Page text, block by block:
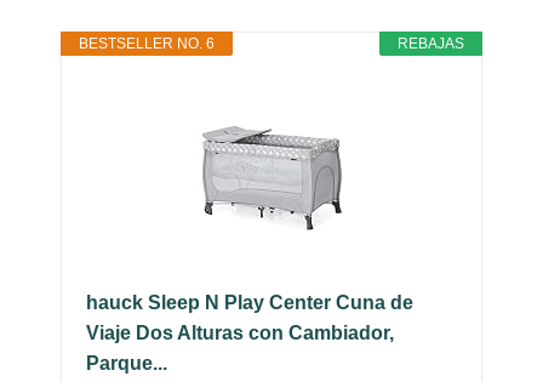
REBAJAS
BESTSELLER NO. 6
hauck Sleep N Play Center Cuna de
Viaje Dos Alturas con Cambiador,
Parque...